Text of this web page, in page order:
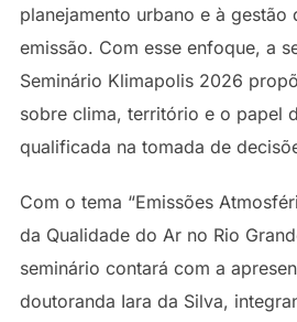
planejamento urbano e à gestão
emissão. Com esse enfoque, a
Seminário Klimapolis 2026
sobre clima, território e o papel
qualificada na tomada de
Com o tema “Emissões
da Qualidade do Ar no Rio
seminário contará com a
doutoranda Iara da Silva,